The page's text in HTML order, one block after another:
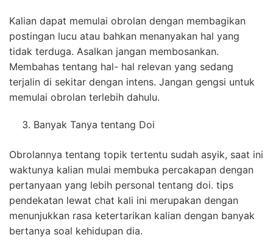
Kalian dapat memulai obrolan dengan membagikan
postingan lucu atau bahkan menanyakan hal yang
tidak terduga. Asalkan jangan membosankan.
Membahas tentang hal- hal relevan yang sedang
terjalin di sekitar dengan intens. Jangan gengsi untuk
memulai obrolan terlebih dahulu.
Banyak Tanya tentang Doi
Obrolannya tentang topik tertentu sudah asyik, saat ini
waktunya kalian mulai membuka percakapan dengan
pertanyaan yang lebih personal tentang doi. tips
pendekatan lewat chat kali ini merupakan dengan
menunjukkan rasa ketertarikan kalian dengan banyak
bertanya soal kehidupan dia.